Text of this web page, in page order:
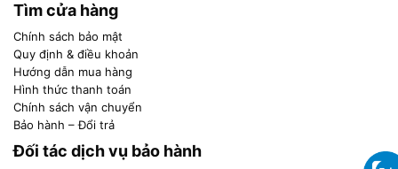
Tìm cửa hàng
Chính sách bảo mật
Quy định & điều khoản
Hướng dẫn mua hàng
Hình thức thanh toán
Chính sách vận chuyển
Bảo hành – Đổi trả
Đối tác dịch vụ bảo hành